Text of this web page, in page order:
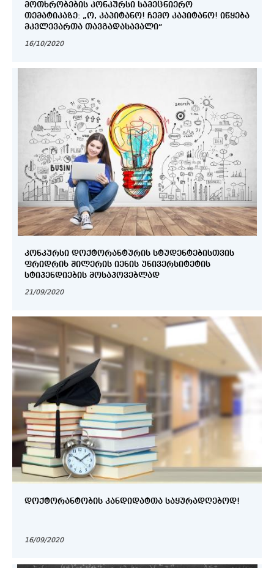
ᲛᲝᲗᲮᲠᲝᲑᲔᲑᲘᲡ ᲙᲝᲜᲙᲣᲠᲡᲘ ᲡᲐᲛᲔᲪᲜᲘᲔᲠᲝ
ᲗᲔᲛᲐᲢᲘᲙᲐᲖᲔ: „Ო, ᲙᲐᲞᲘᲢᲐᲜᲝ! ᲩᲔᲛᲝ ᲙᲐᲞᲘᲢᲐᲜᲝ! ᲘᲬᲧᲔᲑᲐ
ᲛᲙᲕᲚᲔᲕᲐᲠᲗᲐ ᲗᲐᲕᲒᲐᲓᲐᲡᲐᲕᲐᲚᲘ“
16/10/2020
ᲙᲝᲜᲙᲣᲠᲡᲘ ᲓᲝᲥᲢᲝᲠᲐᲜᲢᲣᲠᲘᲡ ᲡᲢᲣᲓᲔᲜᲢᲔᲑᲘᲡᲗᲕᲘᲡ
ᲤᲠᲘᲓᲠᲘᲮ ᲨᲘᲚᲔᲠᲘᲡ ᲘᲔᲜᲘᲡ ᲣᲜᲘᲕᲔᲠᲡᲘᲢᲔᲢᲘᲡ
ᲡᲢᲘᲞᲔᲜᲓᲘᲔᲑᲘᲡ ᲛᲝᲡᲐᲞᲝᲕᲔᲑᲚᲐᲓ
21/09/2020
ᲓᲝᲥᲢᲝᲠᲐᲜᲢᲝᲑᲘᲡ ᲙᲐᲜᲓᲘᲓᲐᲢᲗᲐ ᲡᲐᲧᲣᲠᲐᲓᲦᲔᲑᲝᲓ!
16/09/2020